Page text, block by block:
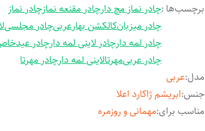
برچسب‌ها :چادر نماز مچ دارچادر مقنعه نمازچادر نماز
چادر میزبانکالکشن بهارعربیچادر مجلسی
چادر لمه دارچادر لاینی لمه دارچادر عید
چادر عربیمهرتالاینی لمه دارچادر مهرتا
مدل:عربی
جنس:ابریشم ژاکارد اعلا
مناسب برای:مهمانی و روزمره